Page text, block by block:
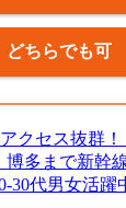
どちらでも可